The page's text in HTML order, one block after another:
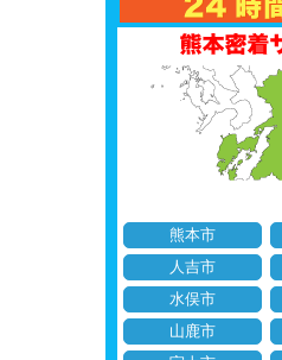
熊本市
人吉市
水俣市
山鹿市